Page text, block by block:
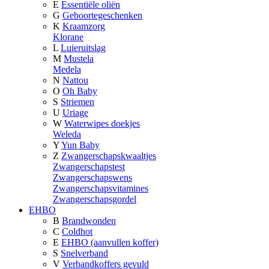
E Essentiële oliën
G Geboortegeschenken
K Kraamzorg
Klorane
L Luieruitslag
M Mustela
Medela
N Nattou
O Oh Baby
S Striemen
U Uriage
W Waterwipes doekjes
Weleda
YYun Baby
Z Zwangerschapskwaaltjes
Zwangerschapstest
Zwangerschapswens
Zwangerschapsvitamines
Zwangerschapsgordel
EHBO
B Brandwonden
C Coldhot
E EHBO (aanvullen koffer)
S Snelverband
V Verbandkoffers gevuld